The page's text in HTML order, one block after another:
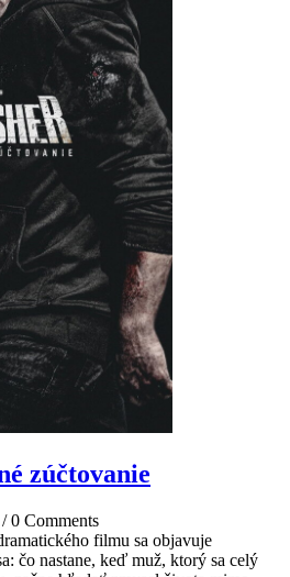
zúčtovanie
/0 Comments
filmu sa objavuje
čo nastane, keď muž, ktorý sa celý